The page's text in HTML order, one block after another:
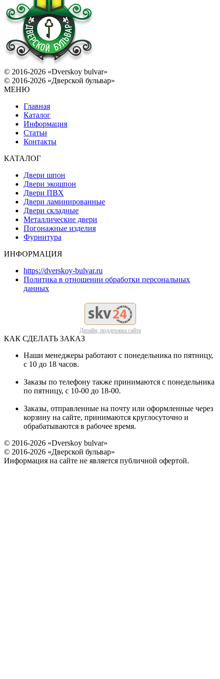
© 2016-2026 «Dverskoy bulvar»
© 2016-2026 «Дверской бульвар»
МЕНЮ
Главная
Каталог
Информация
Статьи
Контакты
КАТАЛОГ
Двери шпон
Двери экошпон
Двери ПВХ
Двери ламинированные
Двери складные
Металлические двери
Погонажные изделия
Фурнитура
ИНФОРМАЦИЯ
https://dverskoy-bulvar.ru
Политика в отношении обработки персональных
данных
Дизайн, поддержка сайта
КАК СДЕЛАТЬ ЗАКАЗ
Наши менеджеры работают с понедельника по пятницу,
с 10 до 18 часов.
Заказы по телефону также принимаются с понедельника
по пятницу, с 10-00 до 18-00.
Заказы, отправленные на почту или оформленные через
корзину на сайте, принимаются круглосуточно и
обрабатываются в рабочее время.
© 2016-2026 «Dverskoy bulvar»
© 2016-2026 «Дверской бульвар»
Информация на сайте не является публичной офертой.